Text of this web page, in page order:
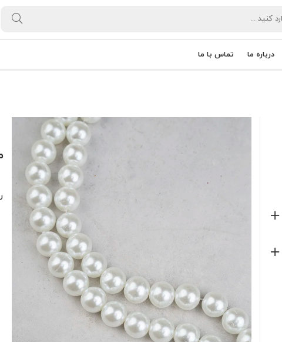
درباره ما تماس با ما